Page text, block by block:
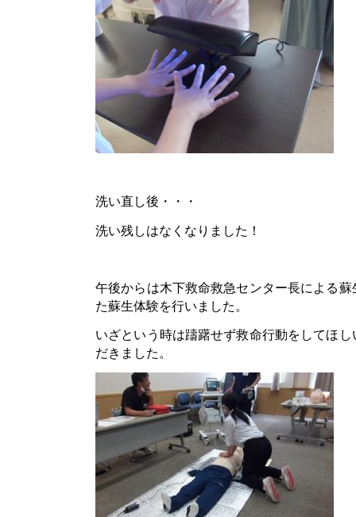
洗い直し後・・・
洗い残しはなくなりました！
午後からは木下救命救急センター長による
た蘇生体験を行いました。
いざという時は躊躇せず救命行動をしてほ
だきました。